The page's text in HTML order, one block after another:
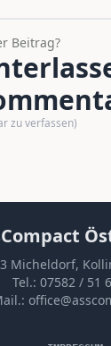
Beitrag?
zu verfassen)
Micheldorf,
Tel.: 07582 / 51